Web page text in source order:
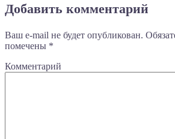
Добавить комментарий
Ваш e-mail не будет опубликован.
помечены *
Комментарий